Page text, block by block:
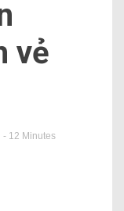
vẻ
- 12 Minutes